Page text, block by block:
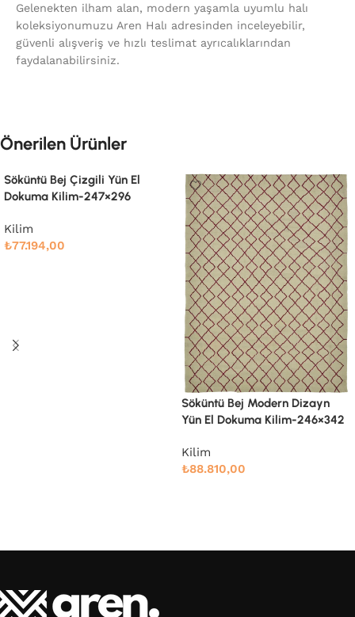
Gelenekten ilham alan, modern yaşamla uyumlu halı
koleksiyonumuzu Aren Halı adresinden inceleyebilir,
güvenli alışveriş ve hızlı teslimat ayrıcalıklarından
faydalanabilirsiniz.
Önerilen Ürünler
Söküntü Bej Çizgili Yün El
Dokuma Kilim-247×296
Kilim
₺77.194,00
Söküntü Bej Modern Dizayn
Yün El Dokuma Kilim-246×342
Kilim
₺88.810,00